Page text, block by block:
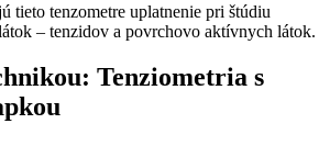
tieto tenzometre uplatnenie pri štúdiu
– tenzidov a povrchovo aktívnych látok.
Tenziometria s